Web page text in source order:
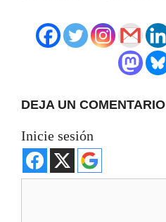
DEJA UN COMENTARIO
Inicie sesión